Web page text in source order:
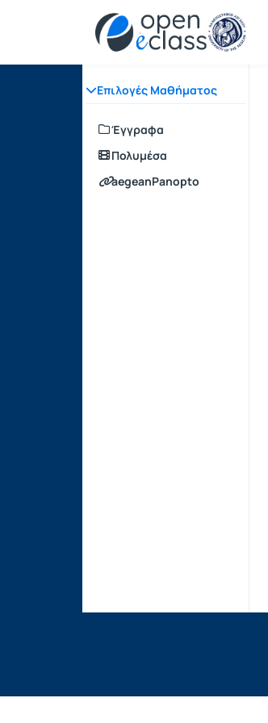
Επιλογές Μαθήματος
Έγγραφα
Πολυμέσα
aegeanPanopto